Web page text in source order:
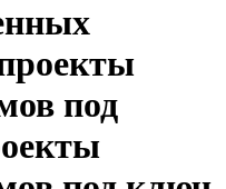
под